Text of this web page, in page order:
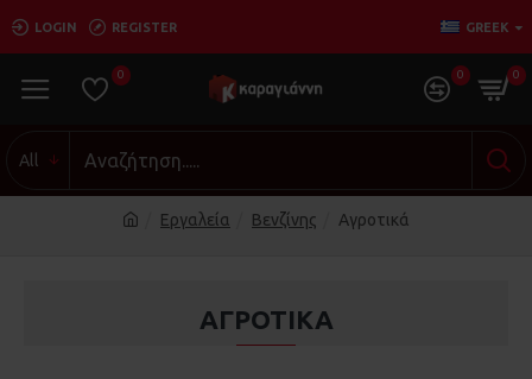
LOGIN REGISTER GREEK
0 0 0
All
Εργαλεία Βενζίνης Αγροτικά
ΑΓΡΟΤΙΚΆ